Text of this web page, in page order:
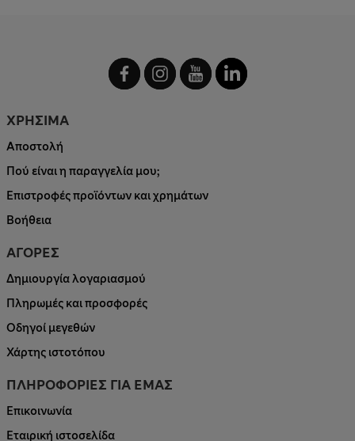
ΧΡΗΣΙΜΑ
Αποστολή
Πού είναι η παραγγελία μου;
Επιστροφές προϊόντων και χρημάτων
Βοήθεια
ΑΓΟΡΕΣ
Δημιουργία λογαριασμού
Πληρωμές και προσφορές
Οδηγοί μεγεθών
Χάρτης ιστοτόπου
ΠΛΗΡΟΦΟΡΙΕΣ ΓΙΑ ΕΜΑΣ
Επικοινωνία
Εταιρική ιστοσελίδα